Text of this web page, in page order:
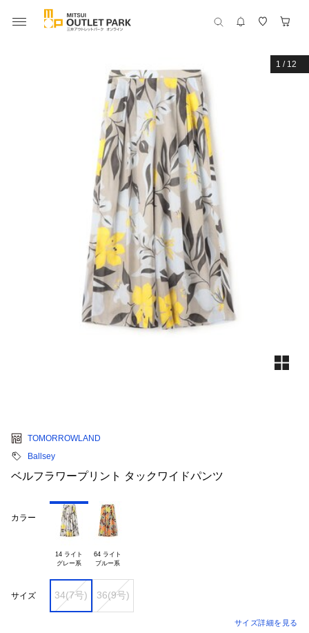
1 / 12
TOMORROWLAND
Ballsey
ベルフラワープリント タックワイドパンツ
カラー
14 ライト
64 ライト
サイズ 34(7号) 36(9号)
サイズ詳細を見る